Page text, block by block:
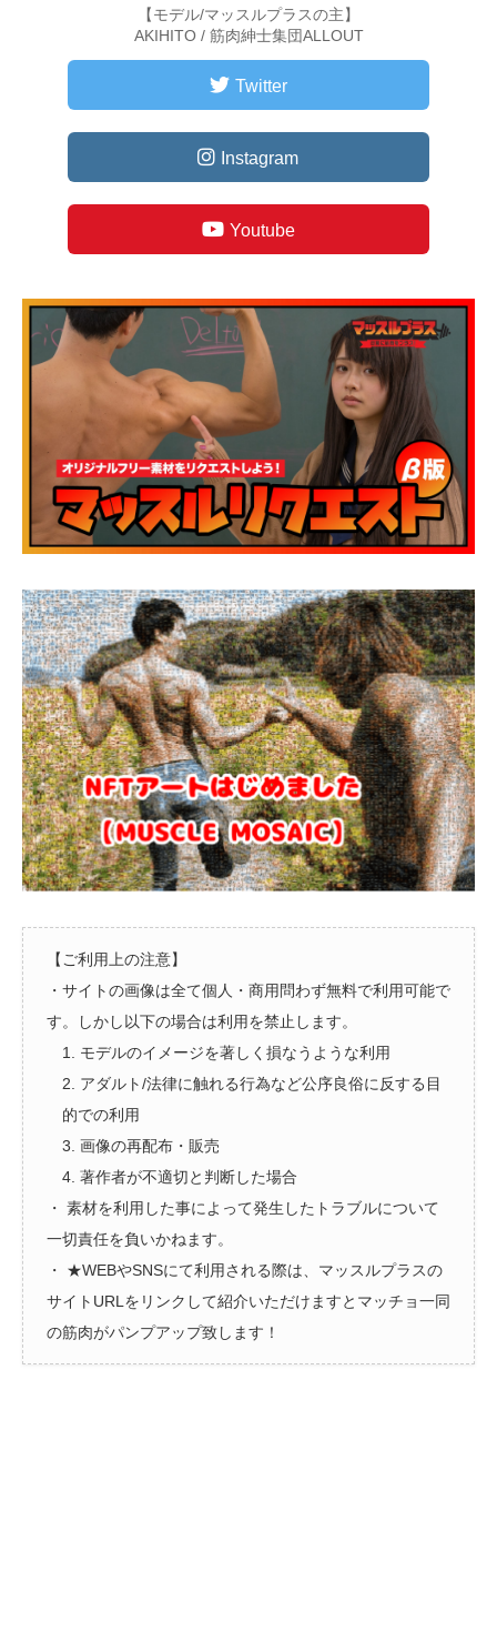
【モデル/マッスルプラスの主】
AKIHITO / 筋肉紳士集団ALLOUT
Twitter
Instagram
Youtube
【ご利用上の注意】
・サイトの画像は全て個人・商用問わず無料で利用可能で
す。しかし以下の場合は利用を禁止します。
1. モデルのイメージを著しく損なうような利用
2. アダルト/法律に触れる行為など公序良俗に反する目
的での利用
3. 画像の再配布・販売
4. 著作者が不適切と判断した場合
・ 素材を利用した事によって発生したトラブルについて
一切責任を負いかねます。
・ ★WEBやSNSにて利用される際は、マッスルプラスの
サイトURLをリンクして紹介いただけますとマッチョ一同
の筋肉がパンプアップ致します！